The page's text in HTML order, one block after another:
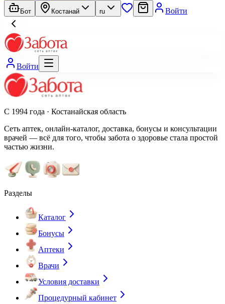
Бот Костанай ru Войти
Войти
С 1994 года · Костанайская область
Сеть аптек, онлайн-каталог, доставка, бонусы и консультации
врачей — всё для того, чтобы забота о здоровье стала простой
частью жизни.
Разделы
Каталог
Бонусы
Аптеки
Врачи
Условия доставки
Процедурный кабинет